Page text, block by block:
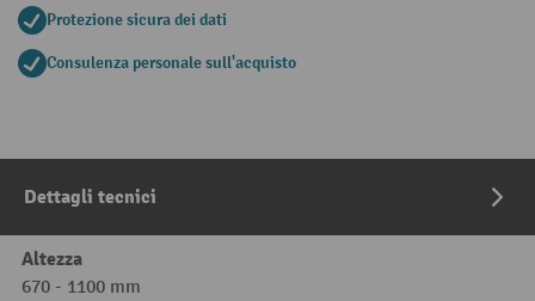
Protezione sicura dei dati
Consulenza personale sull'acquisto
Dettagli tecnici
Altezza
670 - 1100 mm